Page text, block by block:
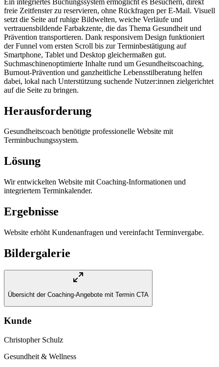
freie Zeitfenster zu reservieren, ohne Rückfragen per E-Mail. Visuell
setzt die Seite auf ruhige Bildwelten, weiche Verläufe und
vertrauensbildende Farbakzente, die das Thema Gesundheit und
Prävention transportieren. Dank responsivem Design funktioniert
der Funnel vom ersten Scroll bis zur Terminbestätigung auf
Smartphone, Tablet und Desktop gleichermaßen gut.
Suchmaschinenoptimierte Inhalte rund um Gesundheitscoaching,
Burnout-Prävention und ganzheitliche Lebensstilberatung helfen
dabei, lokal nach Unterstützung suchende Nutzer:innen zielgerichtet
auf die Seite zu bringen.
Herausforderung
Gesundheitscoach benötigte professionelle Website mit
Terminbuchungssystem.
Lösung
Wir entwickelten Website mit Coaching-Informationen und
integriertem Terminkalender.
Ergebnisse
Website erhöht Kundenanfragen und vereinfacht Terminvergabe.
Bildergalerie
Übersicht der Coaching-Angebote mit Termin CTA
Kunde
Christopher Schulz
Gesundheit & Wellness